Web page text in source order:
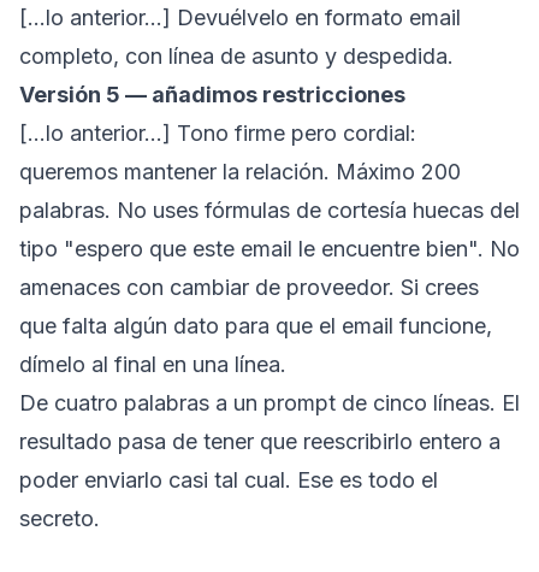
[...lo anterior...] Devuélvelo en formato email
completo, con línea de asunto y despedida.
Versión 5 — añadimos restricciones
[...lo anterior...] Tono firme pero cordial:
queremos mantener la relación. Máximo 200
palabras. No uses fórmulas de cortesía huecas del
tipo "espero que este email le encuentre bien". No
amenaces con cambiar de proveedor. Si crees
que falta algún dato para que el email funcione,
dímelo al final en una línea.
De cuatro palabras a un prompt de cinco líneas. El
resultado pasa de tener que reescribirlo entero a
poder enviarlo casi tal cual. Ese es todo el
secreto.